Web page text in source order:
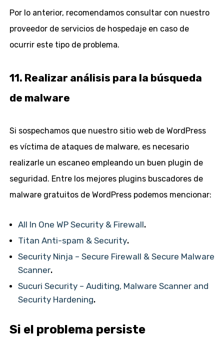
Por lo anterior, recomendamos consultar con nuestro
proveedor de servicios de hospedaje en caso de
ocurrir este tipo de problema.
11. Realizar análisis para la búsqueda
de malware
Si sospechamos que nuestro sitio web de WordPress
es víctima de ataques de malware, es necesario
realizarle un escaneo empleando un buen plugin de
seguridad. Entre los mejores plugins buscadores de
malware gratuitos de WordPress podemos mencionar:
All In One WP Security & Firewall.
Titan Anti-spam & Security.
Security Ninja – Secure Firewall & Secure Malware
Scanner.
Sucuri Security – Auditing, Malware Scanner and
Security Hardening.
Si el problema persiste